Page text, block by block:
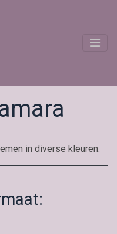
in diverse kleuren.